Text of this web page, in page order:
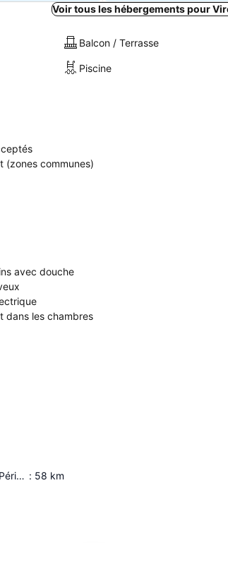
Voir tous les hébergements pour
Balcon / Terrasse
Piscine
(zones communes)
avec douche
dans les chambres
Aéroport de Bergerac-Dordogne-Périgord : 58 km